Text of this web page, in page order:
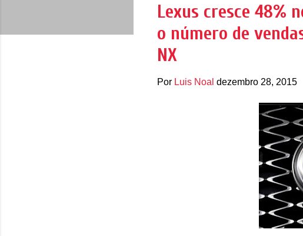
Lexus cresce 48%
o número de
NX
Por Luis Noal dezembro 28, 2015